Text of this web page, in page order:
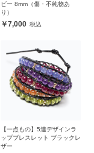
ビー 8mm（傷・不純物あ
り）
7,000
【一点もの】5連デザインラ
ップブレスレット ブラックレ
ザー